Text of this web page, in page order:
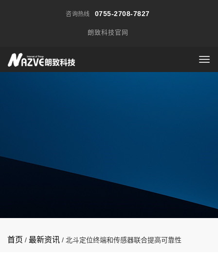
咨询热线 0755-2708-7827
朗致科技官网
首页 / 最新资讯 / 北斗定位终端和传感器联合提高可靠性